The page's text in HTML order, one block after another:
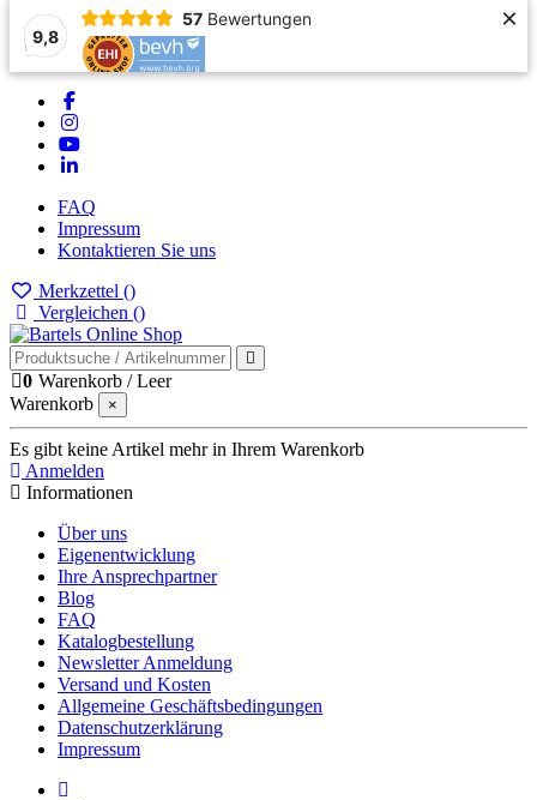
9,8
57 Bewertungen ×
FAQ
Impressum
Kontaktieren Sie uns
Merkzettel ()
Vergleichen ()
0 Warenkorb /Leer
Warenkorb
×
Es gibt keine Artikel mehr in Ihrem Warenkorb
Anmelden
Informationen
Über uns
Eigenentwicklung
Ihre Ansprechpartner
Blog
FAQ
Katalogbestellung
Newsletter Anmeldung
Versand und Kosten
Allgemeine Geschäftsbedingungen
Datenschutzerklärung
Impressum